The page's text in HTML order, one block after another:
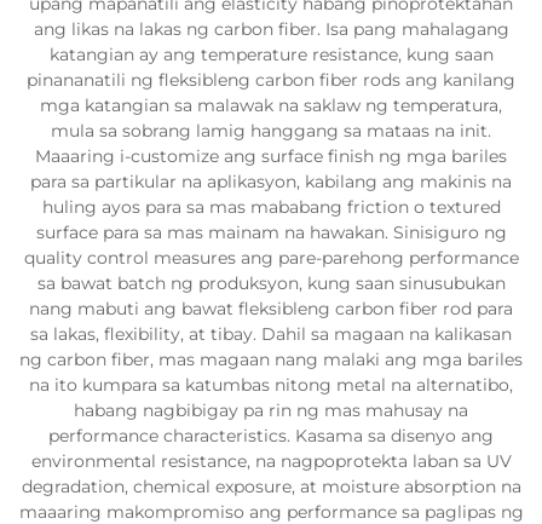
ang likas na lakas ng carbon fiber. Isa pang mahalagang
katangian ay ang temperature resistance, kung saan
pinananatili ng fleksibleng carbon fiber rods ang kanilang
mga katangian sa malawak na saklaw ng temperatura,
mula sa sobrang lamig hanggang sa mataas na init.
Maaaring i-customize ang surface finish ng mga bariles
para sa partikular na aplikasyon, kabilang ang makinis na
huling ayos para sa mas mababang friction o textured
surface para sa mas mainam na hawakan. Sinisiguro ng
quality control measures ang pare-parehong performance
sa bawat batch ng produksyon, kung saan sinusubukan
nang mabuti ang bawat fleksibleng carbon fiber rod para
sa lakas, flexibility, at tibay. Dahil sa magaan na kalikasan
ng carbon fiber, mas magaan nang malaki ang mga bariles
na ito kumpara sa katumbas nitong metal na alternatibo,
habang nagbibigay pa rin ng mas mahusay na
performance characteristics. Kasama sa disenyo ang
environmental resistance, na nagpoprotekta laban sa UV
degradation, chemical exposure, at moisture absorption na
maaaring makompromiso ang performance sa paglipas ng